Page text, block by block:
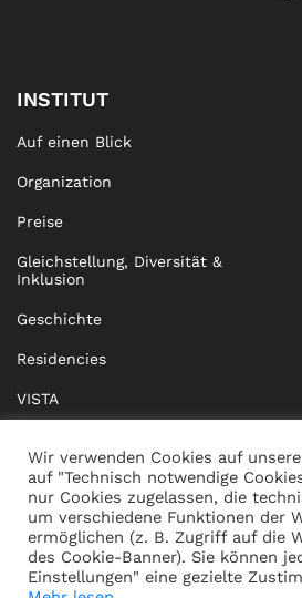
INSTITUT
Auf einen Blick
Organization
Preise
Gleichstellung, Diversität &
Inklusion
Geschichte
Residencies
VISTA
BRIDGE Network
Dokumente
Wir verwenden Cookies auf
auf "Technisch notwendige
nur Cookies zugelassen, die
um verschiedene Funktionen der
ermöglichen (z. B. Zugriff auf die
des Cookie-Banner). Sie können
Einstellungen" eine gezielte